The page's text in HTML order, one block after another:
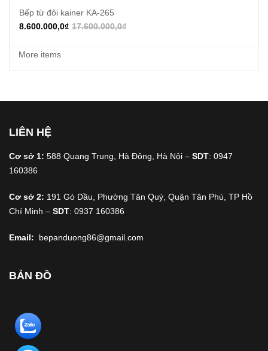
Bếp từ đôi kainer KA-265
17.600.000,0₫
8.600.000,0₫
More items
LIÊN HỆ
Cơ sở 1: 588 Quang Trung, Hà Đông, Hà Nội – SDT: 0947
160386
Cơ sở 2: 191 Gò Dầu, Phường Tân Quý, Quận Tân Phú, TP Hồ
Chí Minh – SDT: 0937 160386
Email: bepanduong86@gmail.com
BẢN ĐỒ